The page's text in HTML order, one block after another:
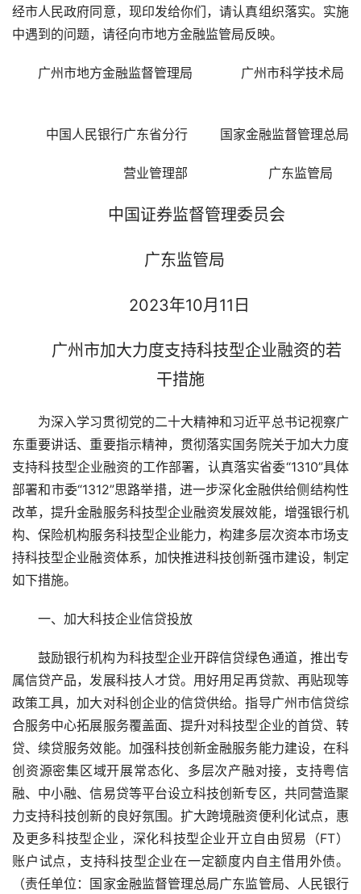
经市人民政府同意，现印发给你们，请认真组织落实。实施
中遇到的问题，请径向市地方金融监管局反映。
广州市地方金融监督管理局            广州市科学技术局
中国人民银行广东省分行        国家金融监督管理总局
营业管理部                    广东监管局
中国证券监督管理委员会
广东监管局
2023年10月11日
广州市加大力度支持科技型企业融资的若
干措施
为深入学习贯彻党的二十大精神和习近平总书记视察广
东重要讲话、重要指示精神，贯彻落实国务院关于加大力度
支持科技型企业融资的工作部署，认真落实省委“1310”具体
部署和市委“1312”思路举措，进一步深化金融供给侧结构性
改革，提升金融服务科技型企业融资发展效能，增强银行机
构、保险机构服务科技型企业能力，构建多层次资本市场支
持科技型企业融资体系，加快推进科技创新强市建设，制定
如下措施。
一、加大科技企业信贷投放
鼓励银行机构为科技型企业开辟信贷绿色通道，推出专
属信贷产品，发展科技人才贷。用好用足再贷款、再贴现等
政策工具，加大对科创企业的信贷供给。指导广州市信贷综
合服务中心拓展服务覆盖面、提升对科技型企业的首贷、转
贷、续贷服务效能。加强科技创新金融服务能力建设，在科
创资源密集区域开展常态化、多层次产融对接，支持粤信
融、中小融、信易贷等平台设立科技创新专区，共同营造聚
力支持科技创新的良好氛围。扩大跨境融资便利化试点，惠
及更多科技型企业，深化科技型企业开立自由贸易（FT）
账户试点，支持科技型企业在一定额度内自主借用外债。
（责任单位：国家金融监督管理总局广东监管局、人民银行